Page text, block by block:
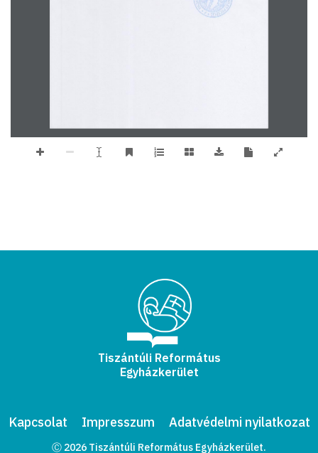
Tiszántúli Református
Egyházkerület
Kapcsolat Impresszum Adatvédelmi nyilatkozat
Ⓒ 2026 Tiszántúli Református Egyházkerület.